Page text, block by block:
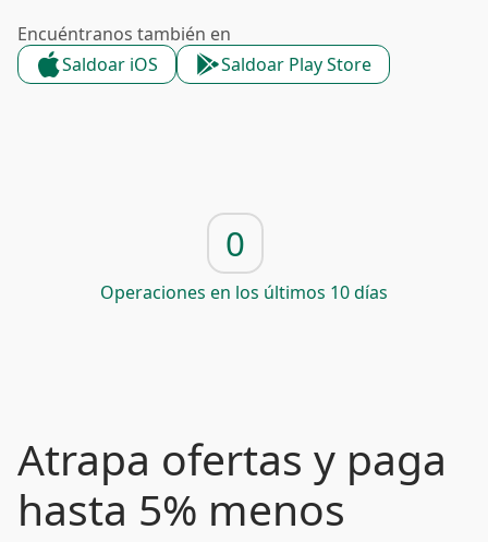
Encuéntranos también en
Saldoar iOS
Saldoar Play Store
0
Operaciones en los últimos 10 días
Atrapa ofertas y paga
hasta 5% menos